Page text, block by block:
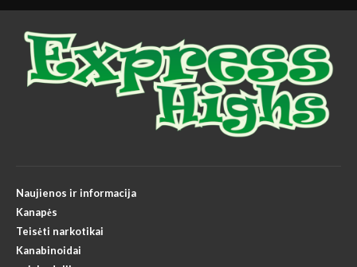
Naujienos ir informacija
Kanapės
Teisėti narkotikai
Kanabinoidai